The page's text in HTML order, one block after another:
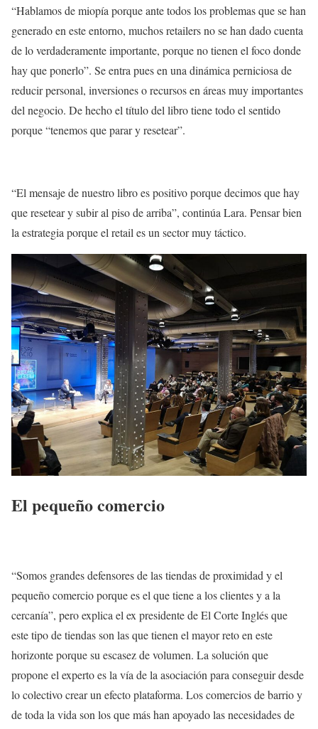
“Hablamos de miopía porque ante todos los problemas que se han
generado en este entorno, muchos retailers no se han dado cuenta
de lo verdaderamente importante, porque no tienen el foco donde
hay que ponerlo”. Se entra pues en una dinámica perniciosa de
reducir personal, inversiones o recursos en áreas muy importantes
del negocio. De hecho el título del libro tiene todo el sentido
porque “tenemos que parar y resetear”.
“El mensaje de nuestro libro es positivo porque decimos que hay
que resetear y subir al piso de arriba”, continúa Lara. Pensar bien
la estrategia porque el retail es un sector muy táctico.
El pequeño comercio
“Somos grandes defensores de las tiendas de proximidad y el
pequeño comercio porque es el que tiene a los clientes y a la
cercanía”, pero explica el ex presidente de El Corte Inglés que
este tipo de tiendas son las que tienen el mayor reto en este
horizonte porque su escasez de volumen. La solución que
propone el experto es la vía de la asociación para conseguir desde
lo colectivo crear un efecto plataforma. Los comercios de barrio y
de toda la vida son los que más han apoyado las necesidades de